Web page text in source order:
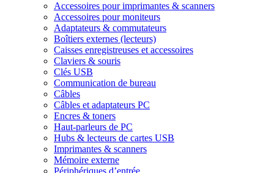
Accessoires pour imprimantes & scanners
Accessoires pour moniteurs
Adaptateurs & commutateurs
Boîtiers externes (lecteurs)
Caisses enregistreuses et accessoires
Claviers & souris
Clés USB
Communication de bureau
Câbles
Câbles et adaptateurs PC
Encres & toners
Haut-parleurs de PC
Hubs & lecteurs de cartes USB
Imprimantes & scanners
Mémoire externe
Périphériques d’entrée